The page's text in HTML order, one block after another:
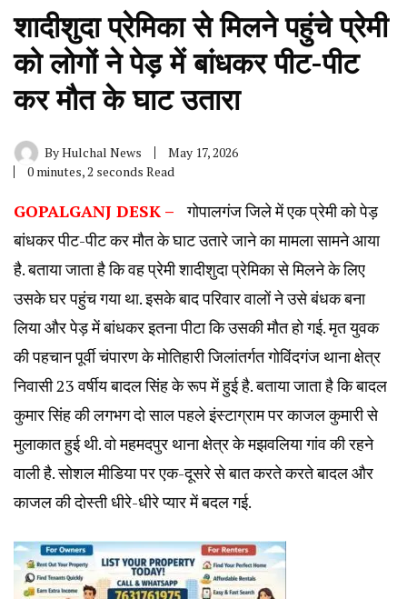
शादीशुदा प्रेमिका से मिलने पहुंचे प्रेमी
को लोगों ने पेड़ में बांधकर पीट-पीट
कर मौत के घाट उतारा
ByHulchal News
May 17, 2026
0 minutes, 2 seconds Read
GOPALGANJ DESK –गोपालगंज जिले में एक प्रेमी को पेड़
बांधकर पीट-पीट कर मौत के घाट उतारे जाने का मामला सामने आया
है. बताया जाता है कि वह प्रेमी शादीशुदा प्रेमिका से मिलने के लिए
उसके घर पहुंच गया था. इसके बाद परिवार वालों ने उसे बंधक बना
लिया और पेड़ में बांधकर इतना पीटा कि उसकी मौत हो गई. मृत युवक
की पहचान पूर्वी चंपारण के मोतिहारी जिलांतर्गत गोविंदगंज थाना क्षेत्र
निवासी 23 वर्षीय बादल सिंह के रूप में हुई है. बताया जाता है कि बादल
कुमार सिंह की लगभग दो साल पहले इंस्टाग्राम पर काजल कुमारी से
मुलाकात हुई थी. वो महमदपुर थाना क्षेत्र के मझवलिया गांव की रहने
वाली है. सोशल मीडिया पर एक-दूसरे से बात करते करते बादल और
काजल की दोस्ती धीरे-धीरे प्यार में बदल गई.